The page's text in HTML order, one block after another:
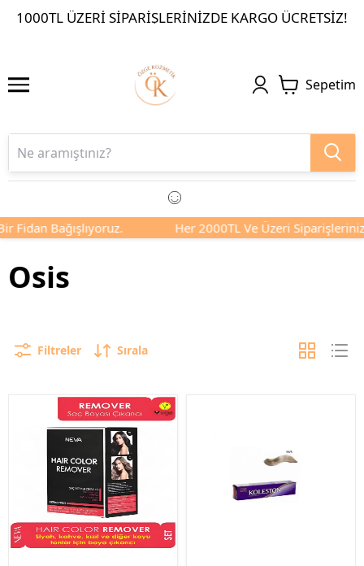
1000TL ÜZERI SIPARIŞLERINIZDE KARGO ÜCRETSIZ!
Sepetim
Bağışlıyoruz. Her 2000TL Ve Üzeri Siparişlerinizde
Osis
Filtreler Sırala